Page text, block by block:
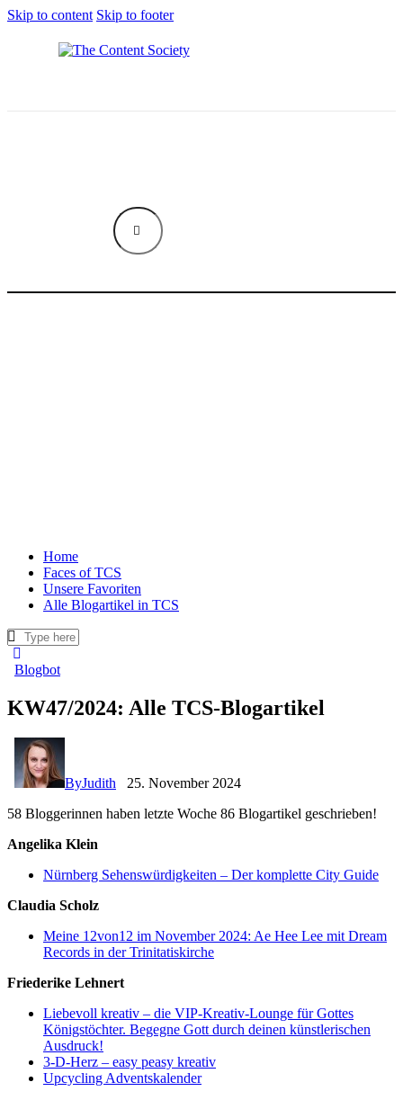
Skip to content Skip to footer
Home
Faces of TCS
Unsere Favoriten
Alle Blogartikel in TCS
Blogbot
KW47/2024: Alle TCS-Blogartikel
ByJudith
25. November 2024
58 Bloggerinnen haben letzte Woche 86 Blogartikel geschrieben!
Angelika Klein
Nürnberg Sehenswürdigkeiten – Der komplette City Guide
Claudia Scholz
Meine 12von12 im November 2024: Ae Hee Lee mit Dream
Records in der Trinitatiskirche
Friederike Lehnert
Liebevoll kreativ – die VIP-Kreativ-Lounge für Gottes
Königstöchter. Begegne Gott durch deinen künstlerischen
Ausdruck!
3-D-Herz – easy peasy kreativ
Upcycling Adventskalender